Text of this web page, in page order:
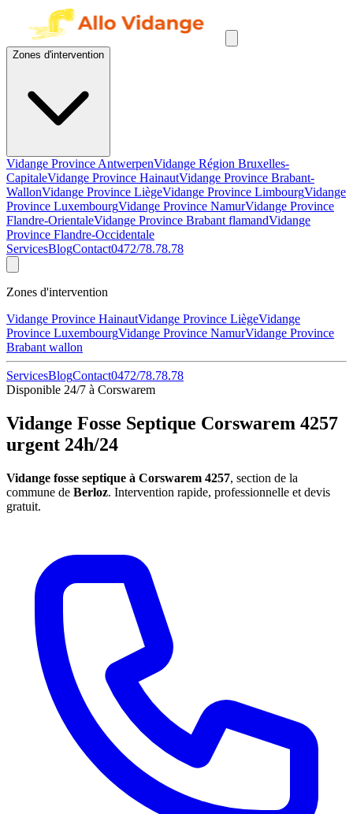
Zones d'intervention
Vidange Province AntwerpenVidange Région Bruxelles-
CapitaleVidange Province HainautVidange Province Brabant-
WallonVidange Province LiègeVidange Province LimbourgVidange
Province LuxembourgVidange Province NamurVidange Province
Flandre-OrientaleVidange Province Brabant flamandVidange
Province Flandre-Occidentale
ServicesBlogContact0472/78.78.78
Zones d'intervention
Vidange Province HainautVidange Province LiègeVidange
Province LuxembourgVidange Province NamurVidange Province
Brabant wallon
ServicesBlogContact0472/78.78.78
Disponible 24/7 à Corswarem
Vidange Fosse Septique Corswarem 4257
urgent 24h/24
Vidange fosse septique à Corswarem 4257, section de la
commune de Berloz. Intervention rapide, professionnelle et devis
gratuit.